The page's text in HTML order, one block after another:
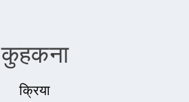
कुहकना
क्रिया